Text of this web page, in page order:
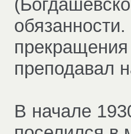
преподавал
В начале